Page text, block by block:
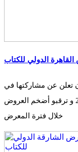
الدولي للكتاب
تعلن عن مشاركتها في
فاعليات معرض القاهرة الدولي للكتاب 2021 و ترقبو أضخم العروض
خلال فترة المعرض